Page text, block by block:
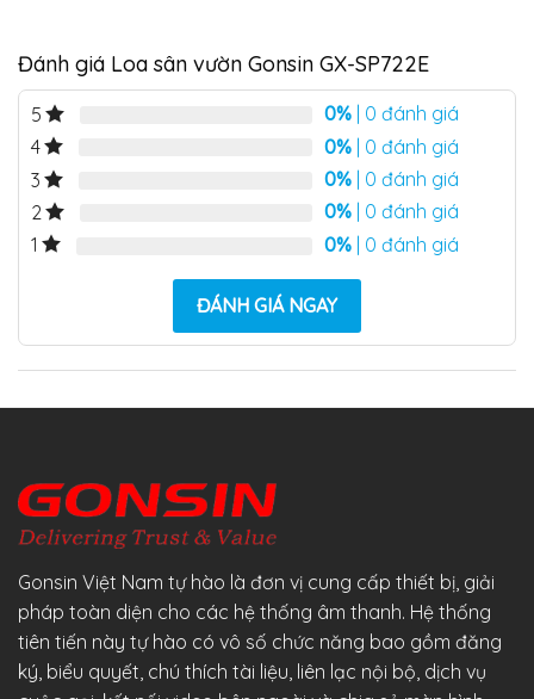
Đánh giá Loa sân vườn Gonsin GX-SP722E
5 0% | 0 đánh giá
4
0% | 0 đánh giá
3
0% | 0 đánh giá
2
0% | 0 đánh giá
1
0% | 0 đánh giá
ĐÁNH GIÁ NGAY
Gonsin Việt Nam tự hào là đơn vị cung cấp thiết bị, giải
pháp toàn diện cho các hệ thống âm thanh. Hệ thống
tiên tiến này tự hào có vô số chức năng bao gồm đăng
ký, biểu quyết, chú thích tài liệu, liên lạc nội bộ, dịch vụ